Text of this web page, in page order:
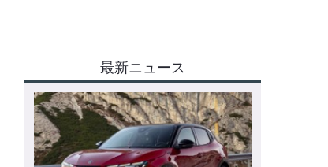
最新ニュース